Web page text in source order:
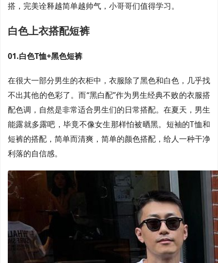
搭，完美诠释越简单越帅气，小哥哥们值得学习。
白色上衣搭配短裤
01.白色T恤+黑色短裤
在很大一部分男生的衣柜中，衣服除了黑色和白色，几乎找
不出其他的色彩了。而“黑白配”作为男生经典不败的衣服搭
配色调，自然是非常适合男生们的日常搭配。在夏天，男生
能露就多露吧，毕竟不像女生那样怕被晒黑。短袖的T恤和
短裤的搭配，简单而清爽，简单的颜色搭配，给人一种干净
利落的自信感。